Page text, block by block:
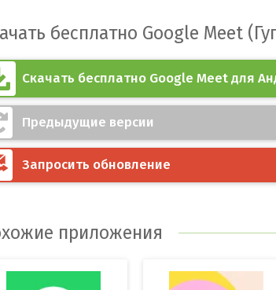
бесплатно Google Meet
Скачать бесплатно Google Meet для
Предыдущие версии
Запросить обновление
приложения